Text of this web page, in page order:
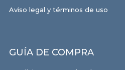
Aviso legal y términos de uso
GUÍA DE COMPRA